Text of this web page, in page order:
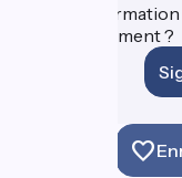
Une
établissement ?